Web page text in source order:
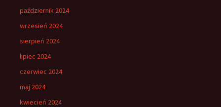
październik 2024
wrzesień 2024
sierpień 2024
lipiec 2024
czerwiec 2024
maj 2024
kwiecień 2024